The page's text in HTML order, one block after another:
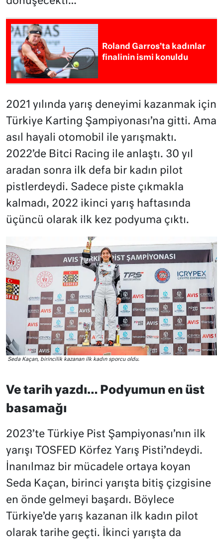
Roland Garros’ta kadınlar
finalinin ismi konuldu
2021 yılında yarış deneyimi kazanmak için
Türkiye Karting Şampiyonası’na gitti. Ama
asıl hayali otomobil ile yarışmaktı.
2022’de Bitci Racing ile anlaştı. 30 yıl
aradan sonra ilk defa bir kadın pilot
pistlerdeydi. Sadece piste çıkmakla
kalmadı, 2022 ikinci yarış haftasında
üçüncü olarak ilk kez podyuma çıktı.
Seda Kaçan, birincilik kazanan ilk kadın sporcu oldu.
Ve tarih yazdı… Podyumun en üst
basamağı
2023’te Türkiye Pist Şampiyonası’nın ilk
yarışı TOSFED Körfez Yarış Pisti’ndeydi.
İnanılmaz bir mücadele ortaya koyan
Seda Kaçan, birinci yarışta bitiş çizgisine
en önde gelmeyi başardı. Böylece
Türkiye’de yarış kazanan ilk kadın pilot
olarak tarihe geçti. İkinci yarışta da